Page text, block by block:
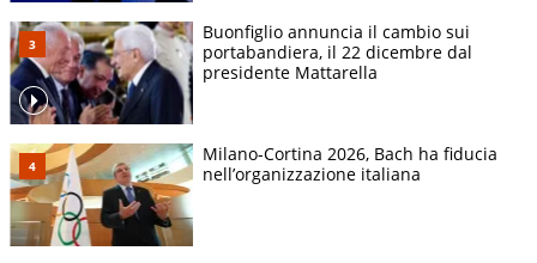
Buonfiglio annuncia il cambio sui
portabandiera, il 22 dicembre dal
presidente Mattarella
Milano-Cortina 2026, Bach ha fiducia
nell’organizzazione italiana